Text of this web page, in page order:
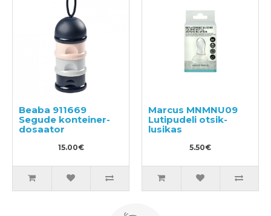
Beaba 911669
Segude konteiner-
dosaator
15.00€
Marcus MNMNU09
Lutipudeli otsik-
lusikas
5.50€